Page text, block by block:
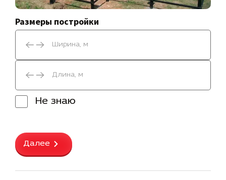
Размеры постройки
Не знаю
Далее